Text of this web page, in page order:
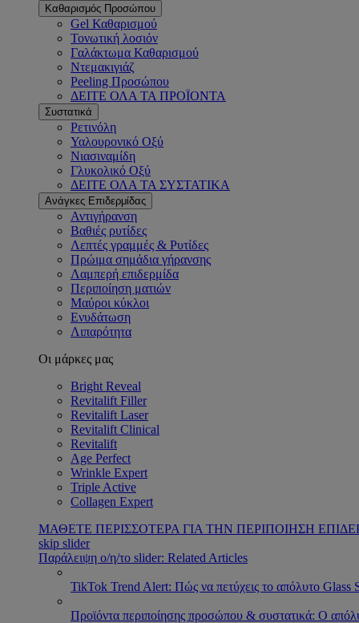
Καθαρισμός Προσώπου
Gel Καθαρισμού
Τονωτική λοσιόν
Γαλάκτωμα Καθαρισμού
Ντεμακιγιάζ
Peeling Προσώπου
ΔΕΙΤΕ ΟΛΑ ΤΑ ΠΡΟΪΟΝΤΑ
Συστατικά
Ρετινόλη
Υαλουρονικό Οξύ
Νιασιναμίδη
Γλυκολικό Οξύ
ΔΕΙΤΕ ΟΛΑ ΤΑ ΣΥΣΤΑΤΙΚΑ
Ανάγκες Επιδερμίδας
Αντιγήρανση
Βαθιές ρυτίδες
Λεπτές γραμμές & Ρυτίδες
Πρώιμα σημάδια γήρανσης
Λαμπερή επιδερμίδα
Περιποίηση ματιών
Μαύροι κύκλοι
Ενυδάτωση
Λιπαρότητα
Οι μάρκες μας
Bright Reveal
Revitalift Filler
Revitalift Laser
Revitalift Clinical
Revitalift
Age Perfect
Wrinkle Expert
Triple Active
Collagen Expert
ΜΑΘΕΤΕ ΠΕΡΙΣΣΟΤΕΡΑ ΓΙΑ ΤΗΝ ΠΕΡΙΠΟΙΗΣΗ
skip slider
Παράλειψη ο/η/το slider: Related Articles
TikTok Trend Alert: Πώς να πετύχεις το απόλυτο Glass
Προϊόντα περιποίησης προσώπου & συστατικά: Ο